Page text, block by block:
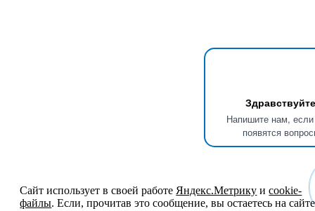
Напишите нам,
появятся
Сайт использует в своей работе Яндекс.Метрику иcookie-
файлы. Если, прочитав это сообщение, вы остаетесь на